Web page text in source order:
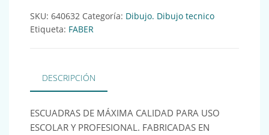
SKU: 640632 Categoría: Dibujo. Dibujo tecnico
Etiqueta: FABER
DESCRIPCIÓN
ESCUADRAS DE MÁXIMA CALIDAD PARA USO
ESCOLAR Y PROFESIONAL. FABRICADAS EN